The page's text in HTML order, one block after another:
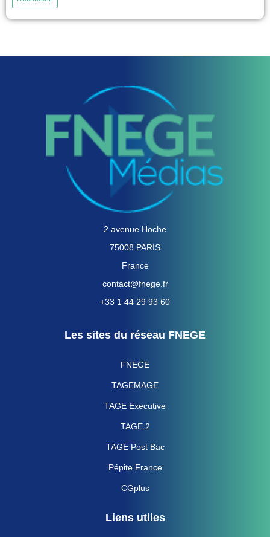
les utilisateurs, pour concevoir et évaluer des solutions innovantes à partir
2 avenue Hoche
75008 PARIS
France
contact@fnege.fr
+33 1 44 29 93 60
Les sites du réseau FNEGE
FNEGE
TAGEMAGE
TAGE Executive
TAGE 2
TAGE Post Bac
Pépite France
CGplus
Liens utiles